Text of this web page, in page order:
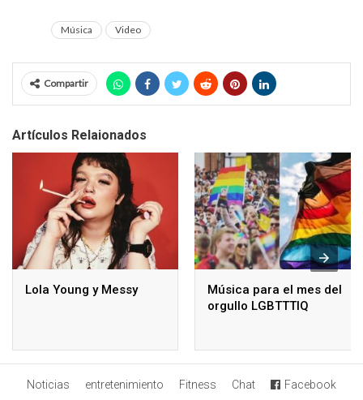
Música Video
Compartir
Artículos Relaionados
Lola Young y Messy
Música para el mes del
orgullo LGBTTTIQ
Noticias entretenimiento Fitness Chat Facebook